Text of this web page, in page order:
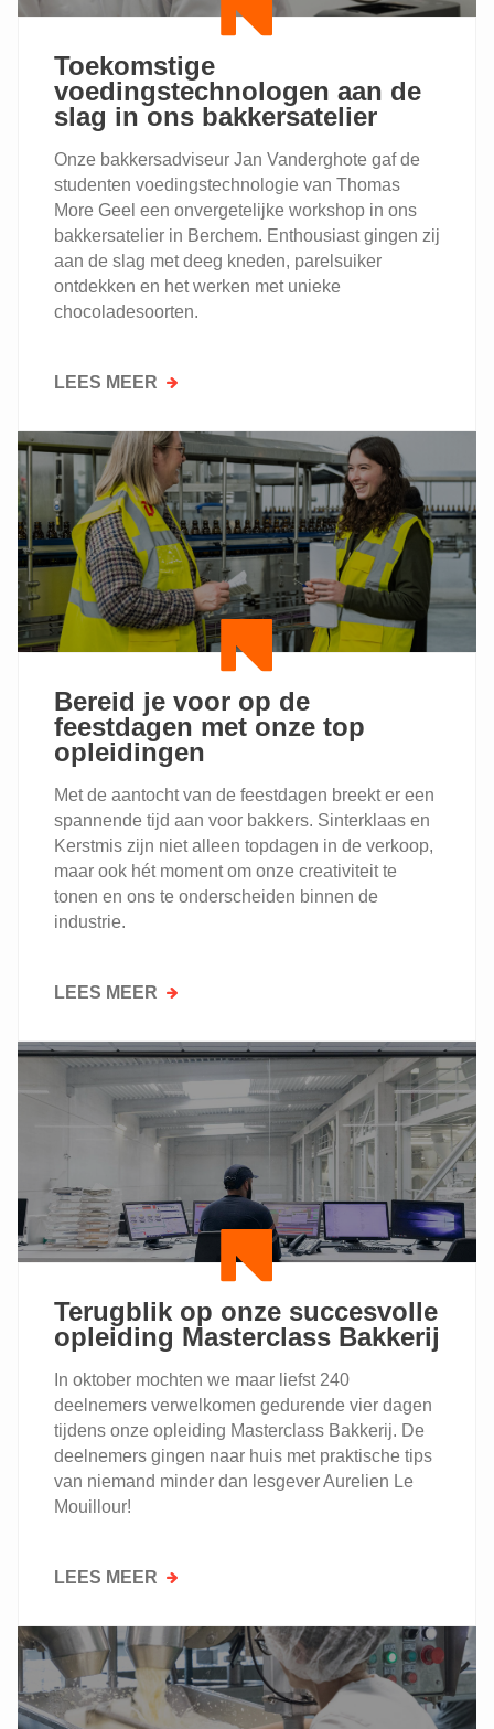
Toekomstige
voedingstechnologen aan de
slag in ons bakkersatelier
Onze bakkersadviseur Jan Vanderghote gaf de
studenten voedingstechnologie van Thomas
More Geel een onvergetelijke workshop in ons
bakkersatelier in Berchem. Enthousiast gingen zij
aan de slag met deeg kneden, parelsuiker
ontdekken en het werken met unieke
chocoladesoorten.
LEES MEER OVER
VOEDINGSTECHNOLOGEN
AAN
DE
SLAG
IN
ONS
BAKKERSATELIER
Bereid je voor op de
feestdagen met onze top
opleidingen
Met de aantocht van de feestdagen breekt er een
spannende tijd aan voor bakkers. Sinterklaas en
Kerstmis zijn niet alleen topdagen in de verkoop,
maar ook hét moment om onze creativiteit te
tonen en ons te onderscheiden binnen de
industrie.
LEES MEER OVER
JE
VOOR
OP
DE
FEESTDAGEN
TOP
OPLEIDINGEN
Terugblik op onze succesvolle
opleiding Masterclass Bakkerij
In oktober mochten we maar liefst 240
deelnemers verwelkomen gedurende vier dagen
tijdens onze opleiding Masterclass Bakkerij. De
deelnemers gingen naar huis met praktische tips
van niemand minder dan lesgever Aurelien Le
Mouillour!
LEES MEER OVER
OP
ONZE
SUCCESVOLLE
OPLEIDING